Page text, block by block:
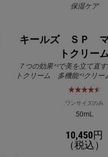
保湿ケア
キールズ ＳＰ
トクリー
７つの効果*¹で美を立て直
トクリーム 多機能*¹クリー
軽やかさ！朝のメイク前の
タつかずに完成
ワンサイズのみ
50mL
10,450円
（税込）